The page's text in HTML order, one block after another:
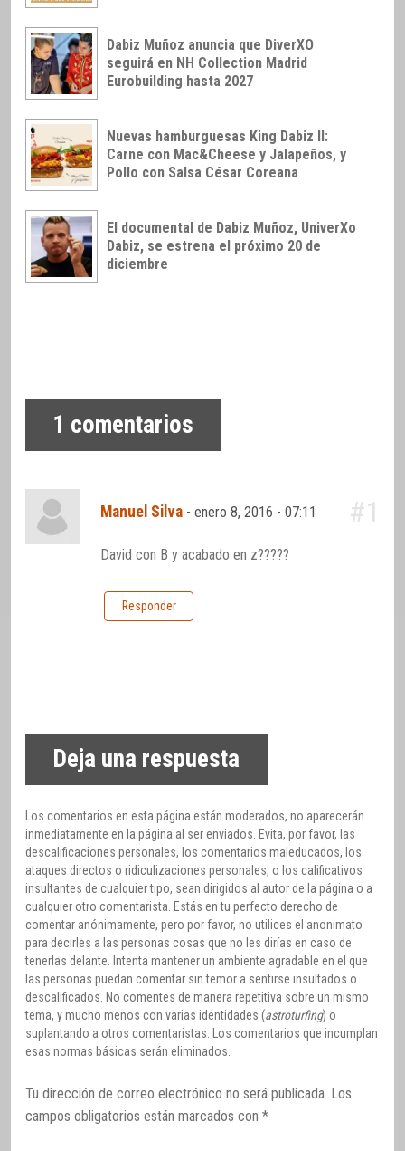
Dabiz Muñoz anuncia que DiverXO
seguirá en NH Collection Madrid
Eurobuilding hasta 2027
Nuevas hamburguesas King Dabiz II:
Carne con Mac&Cheese y Jalapeños, y
Pollo con Salsa César Coreana
El documental de Dabiz Muñoz, UniverXo
Dabiz, se estrena el próximo 20 de
diciembre
1 comentarios
Manuel Silva -enero 8, 2016 - 07:11 #1
David con B y acabado en z?????
Responder
Deja una respuesta
Los comentarios en esta página están moderados, no aparecerán
inmediatamente en la página al ser enviados. Evita, por favor, las
descalificaciones personales, los comentarios maleducados, los
ataques directos o ridiculizaciones personales, o los calificativos
insultantes de cualquier tipo, sean dirigidos al autor de la página o a
cualquier otro comentarista. Estás en tu perfecto derecho de
comentar anónimamente, pero por favor, no utilices el anonimato
para decirles a las personas cosas que no les dirías en caso de
tenerlas delante. Intenta mantener un ambiente agradable en el que
las personas puedan comentar sin temor a sentirse insultados o
descalificados. No comentes de manera repetitiva sobre un mismo
tema, y mucho menos con varias identidades (astroturfing) o
suplantando a otros comentaristas. Los comentarios que incumplan
esas normas básicas serán eliminados.
Tu dirección de correo electrónico no será publicada. Los
campos obligatorios están marcados con *